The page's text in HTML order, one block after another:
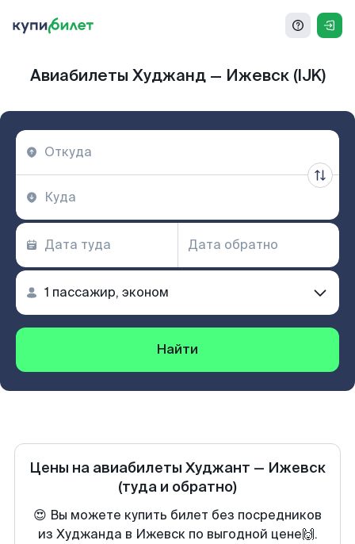
Авиабилеты Худжанд — Ижевск (IJK)
Найти
Цены на авиабилеты Худжант — Ижевск
(туда и обратно)
😍 Вы можете купить билет без посредников
из Худжанда в Ижевск по выгодной цене🙌.